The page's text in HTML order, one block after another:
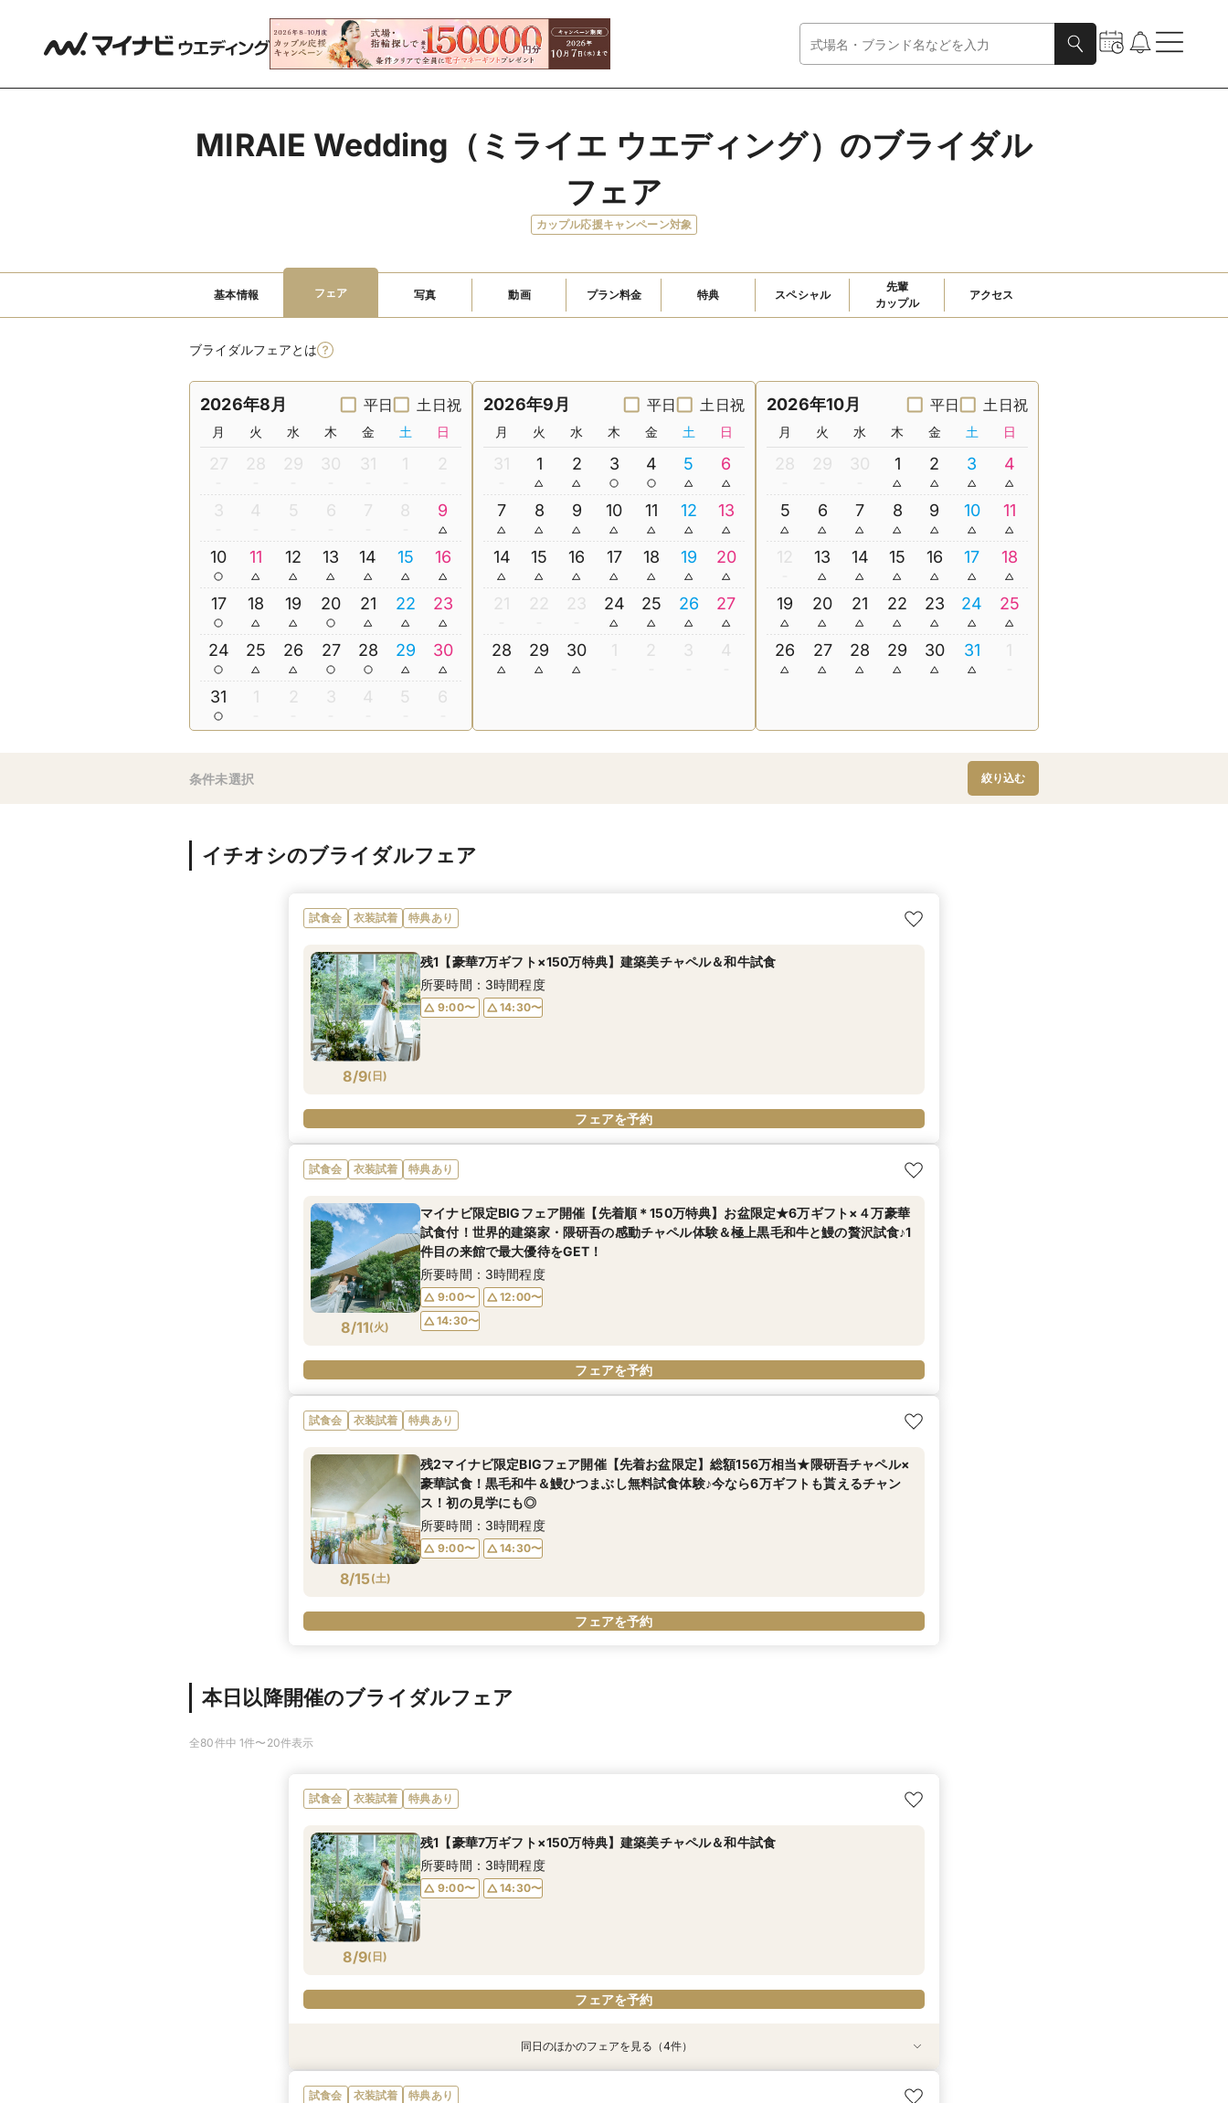
MIRAIE Wedding（ミライエ ウエディング）のブライダル
フェア
カップル応援キャンペーン対象
基本情報 フェア 写真 動画 プラン料金 特典 スペシャル
先輩
カップル
アクセス
ブライダルフェアとは
2026年8月 平日 土日祝
月 火 水 木 金 土 日
27 28 29 30 31 1 2
3 4 5 6 7 8 9
10 11 12 13 14 15 16
17 18 19 20 21 22 23
24 25 26 27 28 29 30
31 1 2 3 4 5 6
2026年9月 平日 土日祝
月 火 水 木 金 土 日
31 1 2 3 4 5 6
7 8 9 10 11 12 13
14 15 16 17 18 19 20
21 22 23 24 25 26 27
28 29 30 1 2 3 4
2026年10月 平日 土日祝
月 火 水 木 金 土 日
28 29 30 1 2 3 4
5 6 7 8 9 10 11
12 13 14 15 16 17 18
19 20 21 22 23 24 25
26 27 28 29 30 31 1
条件未選択 絞り込む
イチオシのブライダルフェア
試食会 衣装試着 特典あり
8/9( 日)
残1【豪華7万ギフト×150万特典】建築美チャペル＆和牛試食
所要時間：3時間程度
9:00〜 14:30〜
フェアを予約
試食会 衣装試着 特典あり
8/11(火)
マイナビ限定BIGフェア開催【先着順＊150万特典】お盆限定★6万ギフト×４万豪華
試食付！世界的建築家・隈研吾の感動チャペル体験＆極上黒毛和牛と鰻の贅沢試食♪1
件目の来館で最大優待をGET！
所要時間：3時間程度
9:00〜
12:00〜
14:30〜
フェアを予約
試食会 衣装試着 特典あり
8/15(土)
残2マイナビ限定BIGフェア開催【先着お盆限定】総額156万相当★隈研吾チャペル×
豪華試食！黒毛和牛＆鰻ひつまぶし無料試食体験♪今なら6万ギフトも貰えるチャン
ス！初の見学にも◎
所要時間：3時間程度
9:00〜 14:30〜
フェアを予約
本日以降開催のブライダルフェア
全80件中 1件〜20件表示
試食会 衣装試着 特典あり
8/9( 日)
残1【豪華7万ギフト×150万特典】建築美チャペル＆和牛試食
所要時間：3時間程度
9:00〜 14:30〜
フェアを予約
【憧れのリングドッグ】隈研吾氏設計の芸術的チャペルで愛犬と入場体験！1件目来
【２件目以降の見学の方へ】ギフト2万付き＜会場選びに迷ったら＞このフェアがオ
MIRAIEおすすめ☆マイナビ限定BIGフェア開催！｜隈研吾氏が手掛ける芸術空間で叶
【お料理重視におすすめ】レストランでも大好評！味わった事のない新和食を体験
同日のほかのフェアを見る（4件）
試食会 衣装試着 特典あり